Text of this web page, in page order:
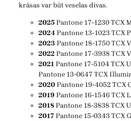
krāsas var būt veselas divas.
2025Pantone 17-1230 TCX
2024 Pantone 13-1023 TCX
2023 Pantone 18-1750 TCX
2022Pantone 17-3938 TCX
2021Pantone 17-5104 TCX
Pantone 13-0647 TCX
2020Pantone 19-4052 TCX
2019 Pantone 16-1546 TCX
2018Pantone 18-3838 TCX
2017Pantone 15-0343 TCX